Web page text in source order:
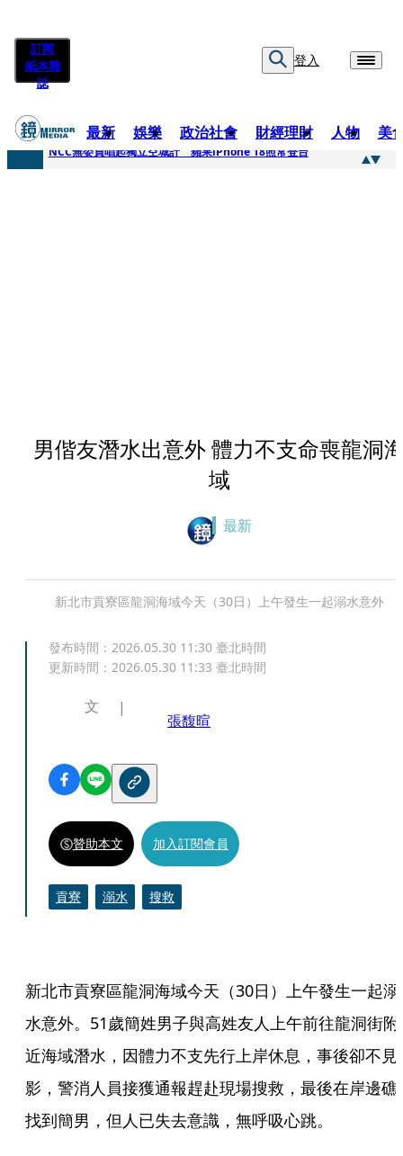
訂閱
紙本雜
誌
登入
最新 娛樂 政治社會 財經理財 人物 美
快訊
NCC無委員唱起獨立空城計 蘋果iPhone 18照常登台
男偕友潛水出意外 體力不支命喪龍洞
域
最新
新北市貢寮區龍洞海域今天（30日）上午發生一起溺水意外
發布時間： 2026.05.30 11:30 臺北時間
更新時間： 2026.05.30 11:33 臺北時間
文
張馥暄
贊助本文 加入訂閱會員
貢寮 溺水 搜救
新北市貢寮區龍洞海域今天（30日）上午發生一起溺
水意外。51歲簡姓男子與高姓友人上午前往龍洞街附
近海域潛水，因體力不支先行上岸休息，事後卻不見
影，警消人員接獲通報趕赴現場搜救，最後在岸邊礁
找到簡男，但人已失去意識，無呼吸心跳。